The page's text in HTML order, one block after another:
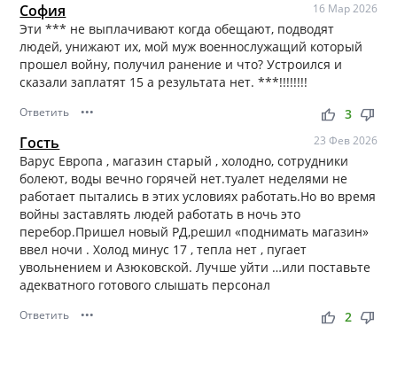
София 16 Мар 2026
Эти *** не выплачивают когда обещают, подводят
людей, унижают их, мой муж военнослужащий который
прошел войну, получил ранение и что? Устроился и
сказали заплатят 15 а результата нет. ***!!!!!!!!
Ответить ••• thumb_up thumb_down
3
Гость 23 Фев 2026
Варус Европа , магазин старый , холодно, сотрудники
болеют, воды вечно горячей нет.туалет неделями не
работает пытались в этих условиях работать.Но во время
войны заставлять людей работать в ночь это
перебор.Пришел новый РД,решил «поднимать магазин»
ввел ночи . Холод минус 17 , тепла нет , пугает
увольнением и Азюковской. Лучше уйти …или поставьте
адекватного готового слышать персонал
Ответить ••• thumb_up thumb_down
2